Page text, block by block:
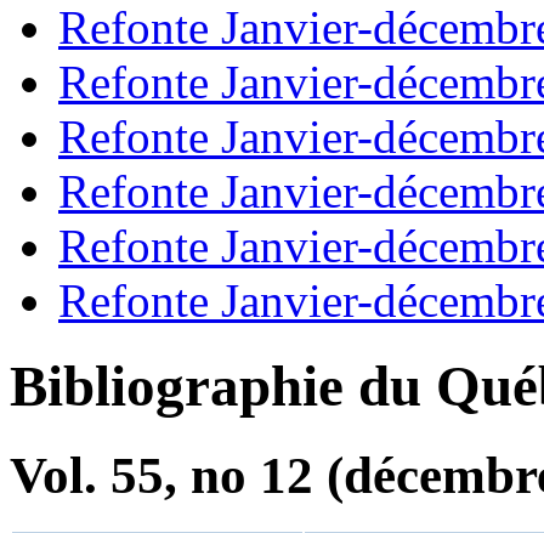
Refonte Janvier-
Refonte Janvier-
Refonte Janvier-
Refonte Janvier-
Refonte Janvier-
Refonte Janvier-
Bibliographie du
Vol. 55, no 12